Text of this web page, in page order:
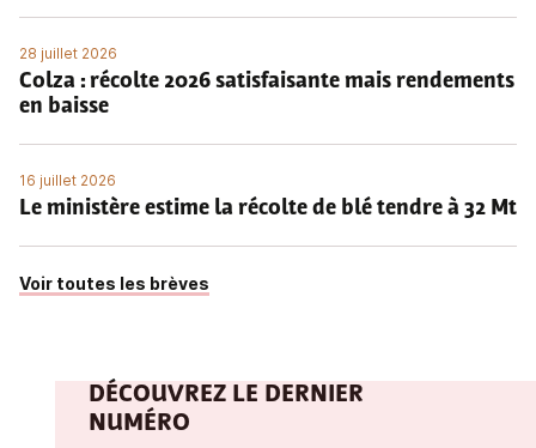
28 juillet 2026
Colza : récolte 2026 satisfaisante mais rendements
en baisse
16 juillet 2026
Le ministère estime la récolte de blé tendre à 32 Mt
Voir toutes les brèves
DÉCOUVREZ LE DERNIER
NUMÉRO